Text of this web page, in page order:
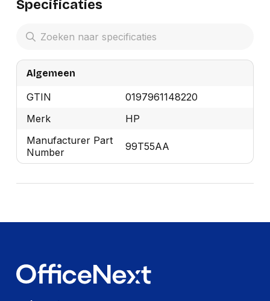
Specificaties
Algemeen
GTIN
0197961148220
Merk
HP
Manufacturer Part
Number
99T55AA